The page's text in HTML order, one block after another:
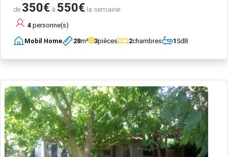
de 350€ à 550€ la semaine
4 personne(s)
Mobil Home 28m² 3pièces 2chambres 1SdB